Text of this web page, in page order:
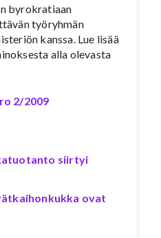
byrokratiaan
työryhmän
kanssa. Lue lisää
alla olevasta
2/2009
siirtyi
ovat